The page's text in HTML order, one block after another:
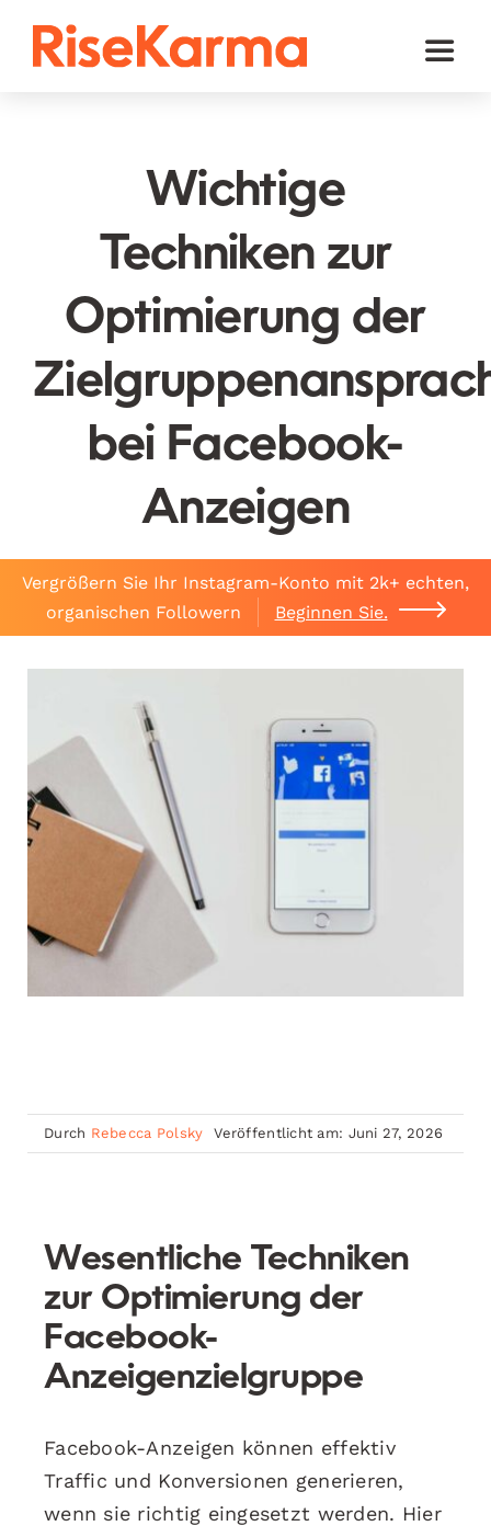
Toggle
Youtube
Twitter (𝕏)
Andere
Warenkorb
Wichtige
Techniken zur
Optimierung der
bei Facebook-
Anzeigen
Vergrößern Sie Ihr Instagram-Konto mit 2k+ echten,
organischen Followern
Beginnen Sie.
Durch Rebecca Polsky Veröffentlicht am: Juni 27, 2026
Wesentliche Techniken
zur Optimierung der
Facebook-
Anzeigenzielgruppe
Facebook-Anzeigen können effektiv
Traffic und Konversionen generieren,
wenn sie richtig eingesetzt werden. Hier